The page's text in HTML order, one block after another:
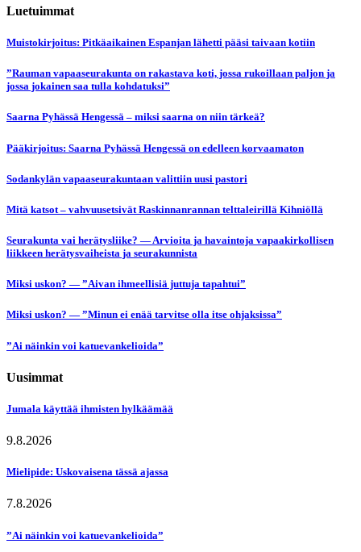
Luetuimmat
Muistokirjoitus: Pitkäaikainen Espanjan lähetti pääsi taivaan kotiin
”Rauman vapaaseurakunta on rakastava koti, jossa rukoillaan paljon ja
jossa jokainen saa tulla kohdatuksi”
Saarna Pyhässä Hengessä – miksi saarna on niin tärkeä?
Pääkirjoitus: Saarna Pyhässä Hengessä on edelleen korvaamaton
Sodankylän vapaaseurakuntaan valittiin uusi pastori
Mitä katsot – vahvuusetsivät Raskinnanrannan telttaleirillä Kihniöllä
Seurakunta vai herätysliike? — Arvioita ja havaintoja vapaakirkollisen
liikkeen herätysvaiheista ja seurakunnista
Miksi uskon? — ”Aivan ihmeellisiä juttuja tapahtui”
Miksi uskon? — ”Minun ei enää tarvitse olla itse ohjaksissa”
”Ai näinkin voi katuevankelioida”
Uusimmat
Jumala käyttää ihmisten hylkäämää
9.8.2026
Mielipide: Uskovaisena tässä ajassa
7.8.2026
”Ai näinkin voi katuevankelioida”